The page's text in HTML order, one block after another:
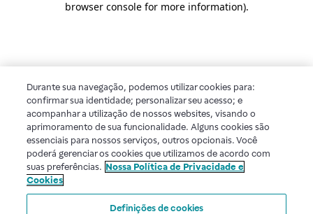
browser console for more information).
Durante sua navegação, podemos utilizar cookies para:
confirmar sua identidade; personalizar seu acesso; e
acompanhar a utilização de nossos websites, visando o
aprimoramento de sua funcionalidade. Alguns cookies são
essenciais para nossos serviços, outros opcionais. Você
poderá gerenciar os cookies que utilizamos de acordo com
suas preferências. Nossa Política de Privacidade e
Cookies
Definições de cookies